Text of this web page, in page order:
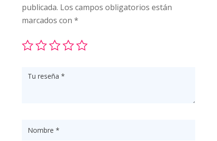
publicada. Los campos obligatorios están
marcados con *